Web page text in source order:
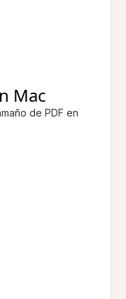
Mac
de PDF en